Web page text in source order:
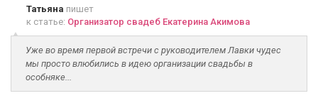
Татьяна пишет
к статье: Организатор свадеб Екатерина Акимова
Уже во время первой встречи с руководителем Лавки чудес
мы просто влюбились в идею организации свадьбы в
особняке...